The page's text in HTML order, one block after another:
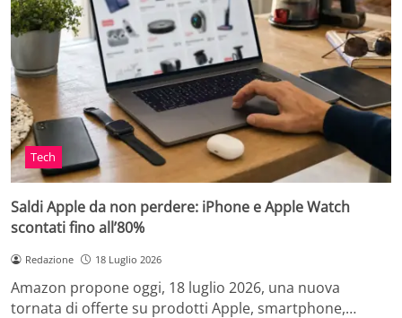
Tech
Saldi Apple da non perdere: iPhone e Apple Watch
scontati fino all’80%
Redazione 18 Luglio 2026
Amazon propone oggi, 18 luglio 2026, una nuova
tornata di offerte su prodotti Apple, smartphone,…